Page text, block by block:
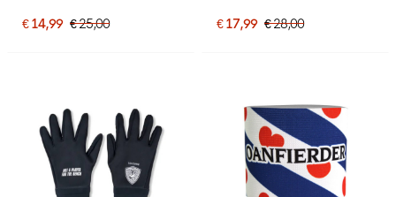
Kids Donkerblauw Zwart
€ 14,99 € 25,00 € 17,99 € 28,00